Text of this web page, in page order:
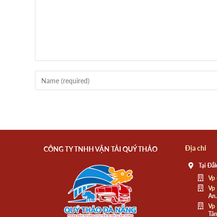
CÔNG TY TNHH VẬN TẢI QUÝ THẢO Địa chỉ
Tại
Vp
Vp
Vp